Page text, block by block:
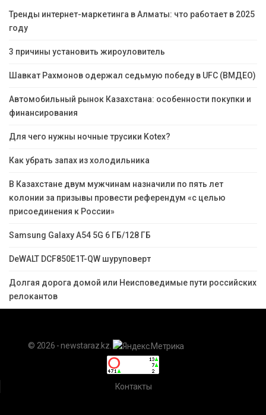
Тренды интернет-маркетинга в Алматы: что работает в 2025
году
3 причины установить жироуловитель
Шавкат Рахмонов одержал седьмую победу в UFC (ВМДЕО)
Автомобильный рынок Казахстана: особенности покупки и
финансирования
Для чего нужны ночные трусики Kotex?
Как убрать запах из холодильника
В Казахстане двум мужчинам назначили по пять лет
колонии за призывы провести референдум «с целью
присоединения к России»
Samsung Galaxy A54 5G 6 ГБ/128 ГБ
DeWALT DCF850E1T-QW шуруповерт
Долгая дорога домой или Неисповедимые пути российских
релокантов
© 2026 - newstaraz.kz.
Контакты